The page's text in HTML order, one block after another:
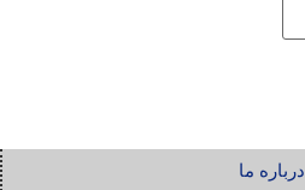
درباره ما